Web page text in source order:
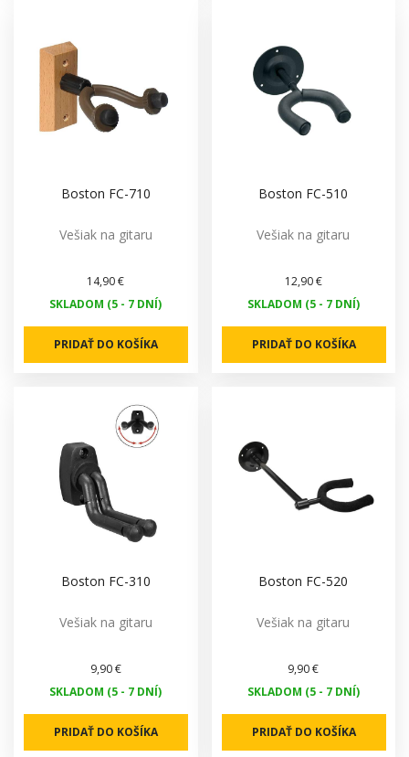
Boston FC-710
Vešiak na gitaru
14,90 €
SKLADOM (5 - 7 DNÍ)
PRIDAŤ DO KOŠÍKA
Boston FC-510
Vešiak na gitaru
12,90 €
SKLADOM (5 - 7 DNÍ)
PRIDAŤ DO KOŠÍKA
Boston FC-310
Vešiak na gitaru
9,90 €
SKLADOM (5 - 7 DNÍ)
PRIDAŤ DO KOŠÍKA
Boston FC-520
Vešiak na gitaru
9,90 €
SKLADOM (5 - 7 DNÍ)
PRIDAŤ DO KOŠÍKA